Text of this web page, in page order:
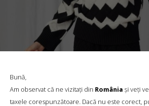
Bună,
Am observat că ne vizitați din România și veți
taxele corespunzătoare. Dacă nu este corect,